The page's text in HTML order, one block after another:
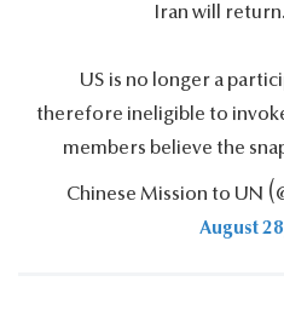
Iran will
US is no longer a
therefore ineligible to
members believe the
August